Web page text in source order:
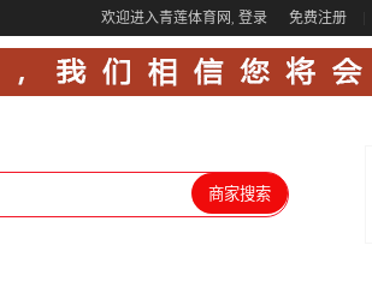
欢迎进入青莲体育网, 登录 免费注册